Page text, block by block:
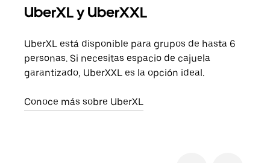
UberXL y UberXXL
UberXL está disponible para grupos de hasta 6
personas. Si necesitas espacio de cajuela
garantizado, UberXXL es la opción ideal.
Conoce más sobre UberXL